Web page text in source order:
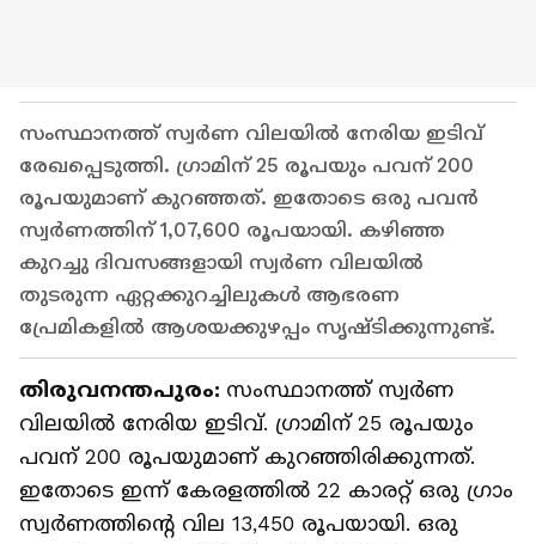
സംസ്ഥാനത്ത് സ്വർണ വിലയിൽ നേരിയ ഇടിവ്
രേഖപ്പെടുത്തി. ഗ്രാമിന് 25 രൂപയും പവന് 200
രൂപയുമാണ് കുറഞ്ഞത്. ഇതോടെ ഒരു പവൻ
സ്വർണത്തിന് 1,07,600 രൂപയായി. കഴിഞ്ഞ
കുറച്ചു ദിവസങ്ങളായി സ്വർണ വിലയിൽ
തുടരുന്ന ഏറ്റക്കുറച്ചിലുകൾ ആഭരണ
പ്രേമികളിൽ ആശയക്കുഴപ്പം സൃഷ്ടിക്കുന്നുണ്ട്.
തിരുവനന്തപുരം: സംസ്ഥാനത്ത് സ്വർണ
വിലയിൽ നേരിയ ഇടിവ്. ഗ്രാമിന് 25 രൂപയും
പവന് 200 രൂപയുമാണ് കുറഞ്ഞിരിക്കുന്നത്.
ഇതോടെ ഇന്ന് കേരളത്തിൽ 22 കാരറ്റ് ഒരു ഗ്രാം
സ്വർണത്തിന്റെ വില 13,450 രൂപയായി. ഒരു